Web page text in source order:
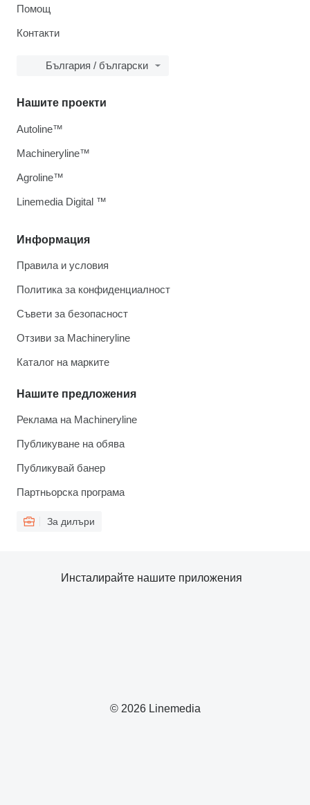
Помощ
Контакти
България / български
Информация
Правила и условия
Политика за конфиденциалност
Съвети за безопасност
Отзиви за Machineryline
Каталог на марките
Нашите предложения
Реклама на Machineryline
Публикуване на обява
Публикувай банер
Партньорска програма
За дилъри
Нашите проекти
Autoline™
Machineryline™
Agroline™
Linemedia Digital ™
© 2026 Linemedia
Инсталирайте нашите приложения